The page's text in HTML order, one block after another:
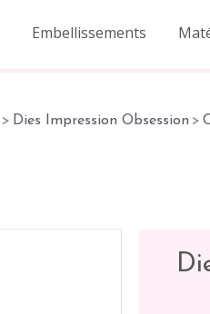
Embellissements
> Dies Impression Obsession >